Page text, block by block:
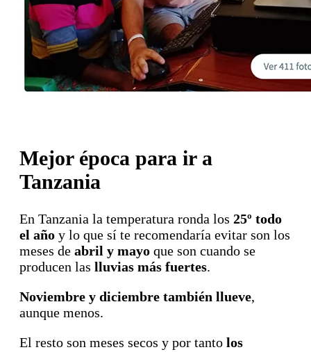
Mejor época para ir a
Tanzania
En Tanzania la temperatura ronda los 25º todo
el año y lo que sí te recomendaría evitar son los
meses de abril y mayo que son cuando se
producen las lluvias más fuertes.
Noviembre y diciembre también llueve,
aunque menos.
El resto son meses secos y por tanto los